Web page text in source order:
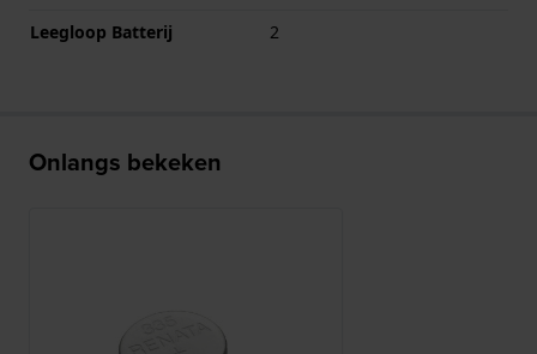
Leegloop Batterij
2
Onlangs bekeken